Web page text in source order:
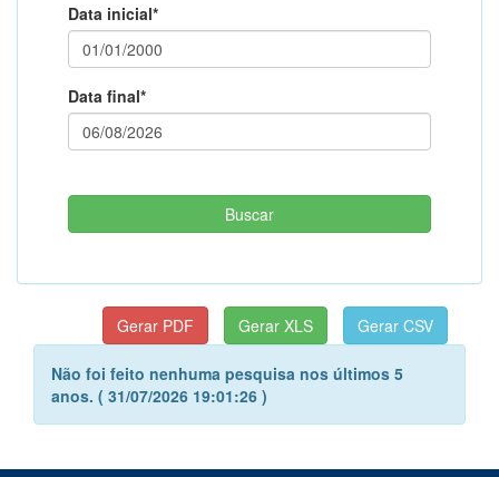
Data inicial*
Data final*
Não foi feito nenhuma pesquisa nos últimos 5
anos. ( 31/07/2026 19:01:26 )